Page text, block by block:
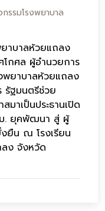
รรมโรงพยาบาล
าบาลห้วยแถลง
กศล ผู้อำนวยการ
พยาบาลห้วยแถลง
รัฐมนตรีช่วย
มาเป็นประธานเปิด
ม. ยุคพัฒนา สู่ ผู้
ยืน ณ โรงเรียน
ง จังหวัด